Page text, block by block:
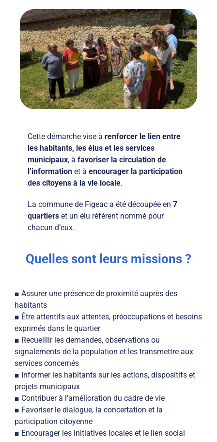
Cette démarche vise à renforcer le lien entre
les habitants, les élus et les services
municipaux, à favoriser la circulation de
l’information et à encourager la participation
des citoyens à la vie locale.
La commune de Figeac a été découpée en 7
quartiers et un élu référent nommé pour
chacun d’eux.
Quelles sont leurs missions ?
■ Assurer une présence de proximité auprès des
habitants
■ Être attentifs aux attentes, préoccupations et besoins
exprimés dans le quartier
■ Recueillir les demandes, observations ou
signalements de la population et les transmettre aux
services concernés
■ Informer les habitants sur les actions, dispositifs et
projets municipaux
■ Contribuer à l’amélioration du cadre de vie
■ Favoriser le dialogue, la concertation et la
participation citoyenne
■ Encourager les initiatives locales et le lien social